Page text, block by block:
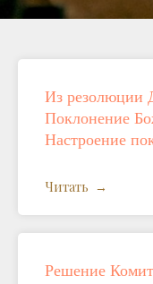
Из резолюции
Поклонение
Настроение
Читать
Решение